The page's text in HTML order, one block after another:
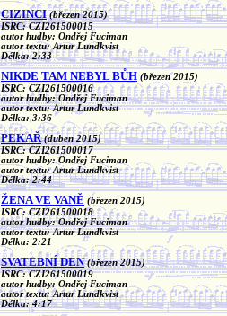
CIZINCI (březen 2015)
ISRC: CZI261500015
autor hudby: Ondřej Fuciman
autor textu: Artur Lundkvist
Délka: 2:33
NIKDE TAM NEBYL BŮH (březen 2015)
ISRC: CZI261500016
autor hudby: Ondřej Fuciman
autor textu: Artur Lundkvist
Délka: 3:36
PEKAŘ (duben 2015)
ISRC: CZI261500017
autor hudby: Ondřej Fuciman
autor textu: Artur Lundkvist
Délka: 2:44
ŽENA VE VANĚ (březen 2015)
ISRC: CZI261500018
autor hudby: Ondřej Fuciman
autor textu: Artur Lundkvist
Délka: 2:21
SVATEBNÍ DEN (březen 2015)
ISRC: CZI261500019
autor hudby: Ondřej Fuciman
autor textu: Artur Lundkvist
Délka: 4:17